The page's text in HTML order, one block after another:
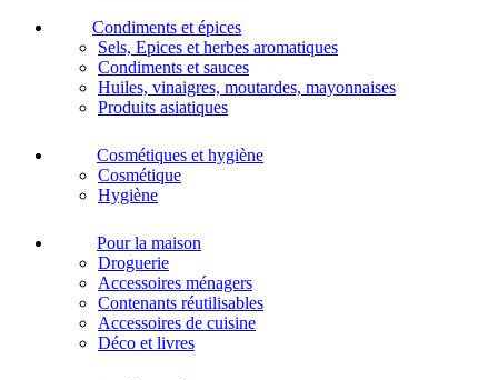
Condiments et épices
Sels, Epices et herbes aromatiques
Condiments et sauces
Huiles, vinaigres, moutardes, mayonnaises
Produits asiatiques
Cosmétiques et hygiène
Cosmétique
Hygiène
Pour la maison
Droguerie
Accessoires ménagers
Contenants réutilisables
Accessoires de cuisine
Déco et livres